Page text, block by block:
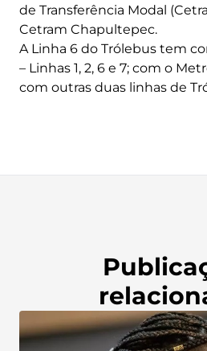
de Transferência Modal
Cetram Chapultepec.
A Linha 6 do Trólebus tem
– Linhas 1, 2, 6 e 7; com o
com outras duas linhas de